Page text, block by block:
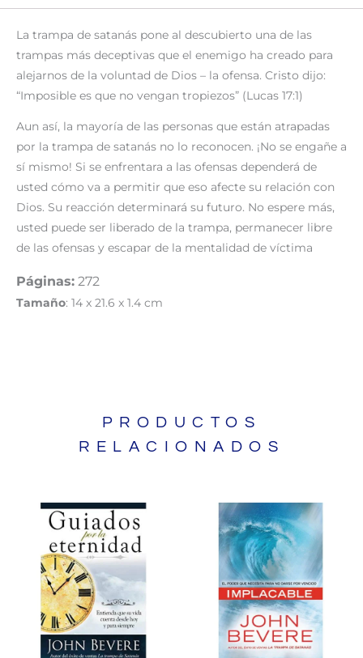
La trampa de satanás pone al descubierto una de las
trampas más deceptivas que el enemigo ha creado para
alejarnos de la voluntad de Dios – la ofensa. Cristo dijo:
“Imposible es que no vengan tropiezos” (Lucas 17:1)
Aun así, la mayoría de las personas que están atrapadas
por la trampa de satanás no lo reconocen. ¡No se engañe a
sí mismo! Si se enfrentara a las ofensas dependerá de
usted cómo va a permitir que eso afecte su relación con
Dios. Su reacción determinará su futuro. No espere más,
usted puede ser liberado de la trampa, permanecer libre
de las ofensas y escapar de la mentalidad de víctima
Páginas: 272
Tamaño: 14 x 21.6 x 1.4 cm
PRODUCTOS
RELACIONADOS